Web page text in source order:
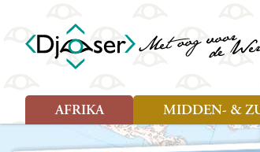
AFRIKA
Landen
MIDDEN- &
Soort reizen